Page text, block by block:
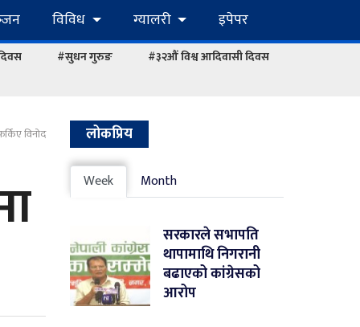
विविध ग्यालरी इपेपर
#सुधन गुरुङ #३२औं विश्व आदिवासी दिवस
विनोद लोकप्रिय
Week Month
सरकारले सभापति
थापामाथि निगरानी
बढाएको कांग्रेसको
आरोप